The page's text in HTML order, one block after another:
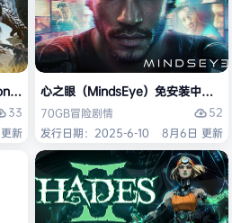
Hunter Wilds HYPERVISOR）免安
33
新
心之眼（MindsEye）免安装中文版
70GB冒险剧情
52
发行日期：2025-6-10
8月6日 更新